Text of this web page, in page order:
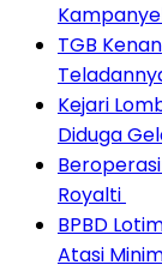
TGB
Kejari
Diduga
Royalti
BPBD
Atasi